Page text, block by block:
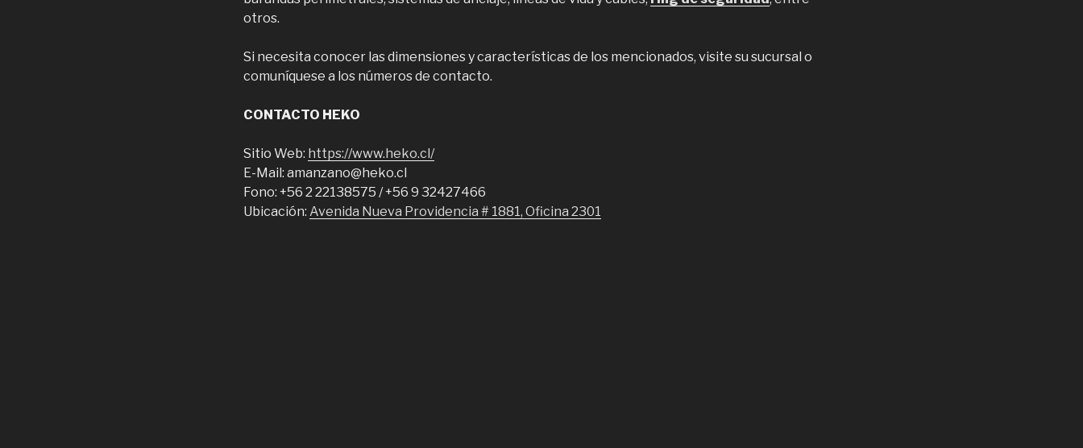
otros.
Si necesita conocer las dimensiones y características de los mencionados, visite su sucursal o
comuníquese a los números de contacto.
CONTACTO HEKO
Sitio Web: https://www.heko.cl/
E-Mail: amanzano@heko.cl
Fono: +56 2 22138575 / +56 9 32427466
Ubicación: Avenida Nueva Providencia # 1881, Oficina 2301